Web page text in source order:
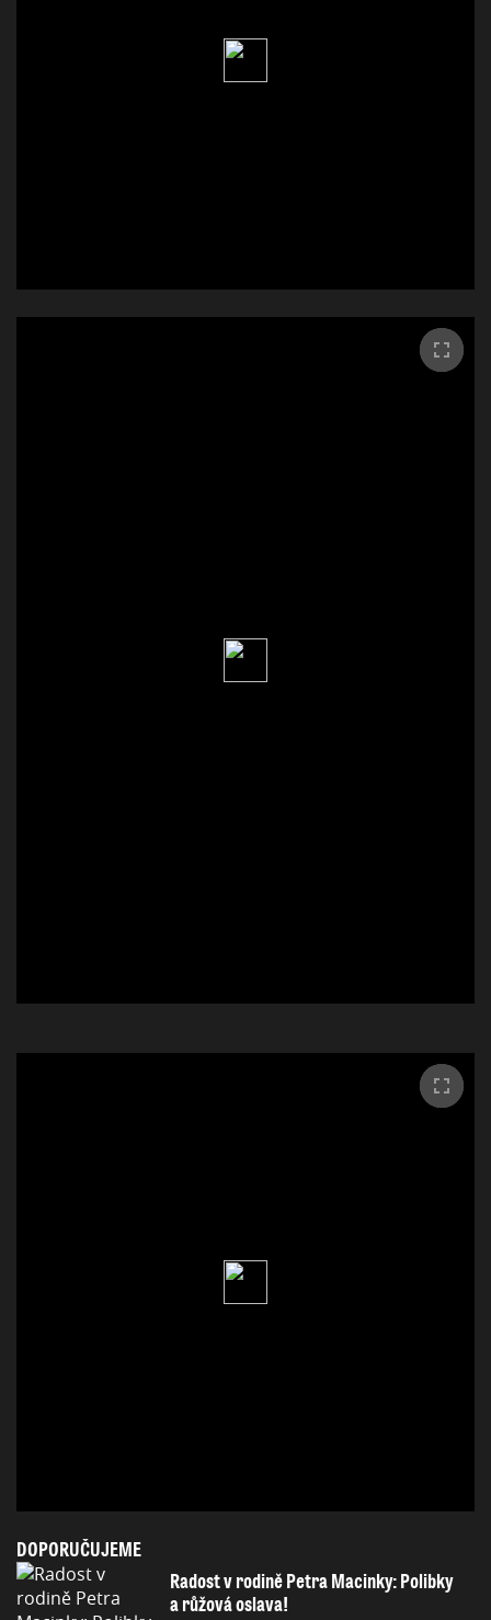
DOPORUČUJEME
Radost v rodině Petra Macinky: Polibky
a růžová oslava!